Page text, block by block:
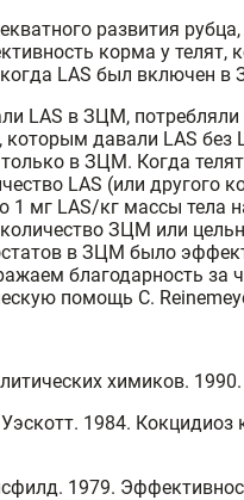
развития
корма у
LAS был включен в
LAS в ЗЦМ,
которым давали LAS
в ЗЦМ. Когда
LAS (или
1 мг LAS/кг массы
ЗЦМ или
в ЗЦМ было
благодарность за
помощь C.
химиков.
1984.
1979.